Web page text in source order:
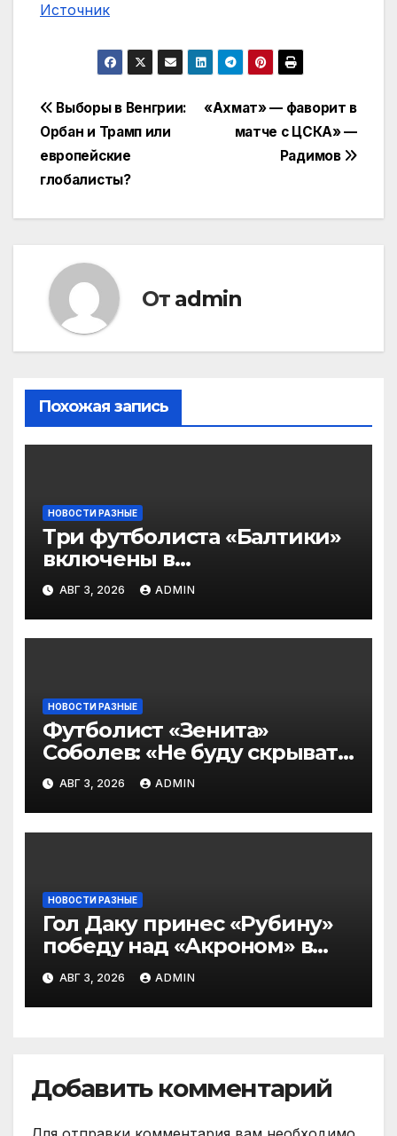
Источник
Навигация
по
записям
«Ахмат» — фаворит в
матче с ЦСКА» —
Радимов
Выборы в Венгрии:
Орбан и Трамп или
европейские
глобалисты?
От admin
Похожая запись
НОВОСТИ РАЗНЫЕ
Три футболиста «Балтики»
включены в
символическую сборную
2‑го тура РПЛ по версии
подписчиков МАТЧ
АВГ 3, 2026 ADMIN
НОВОСТИ РАЗНЫЕ
Футболист «Зенита»
Соболев: «Не буду скрывать
— в Оренбурге всегда
тяжело играть»
АВГ 3, 2026 ADMIN
НОВОСТИ РАЗНЫЕ
Гол Даку принес «Рубину»
победу над «Акроном» в
матче РПЛ
АВГ 3, 2026 ADMIN
Добавить комментарий